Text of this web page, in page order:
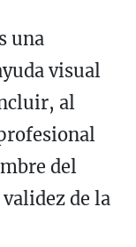
una
visual
al
del
de la